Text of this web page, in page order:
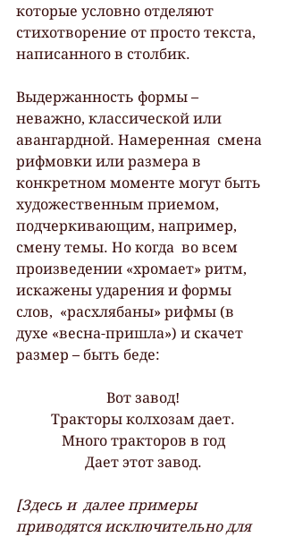
которые условно отделяют
стихотворение от просто текста,
написанного в столбик.
Выдержанность формы –
неважно, классической или
авангардной. Намеренная  смена
рифмовки или размера в
конкретном моменте могут быть
художественным приемом,
подчеркивающим, например,
смену темы. Но когда  во всем
произведении «хромает» ритм,
искажены ударения и формы
слов,  «расхлябаны» рифмы (в
духе «весна-пришла») и скачет
размер – быть беде:
Вот завод!
Тракторы колхозам дает.
Много тракторов в год
Дает этот завод.
[Здесь и  далее примеры
приводятся исключительно для